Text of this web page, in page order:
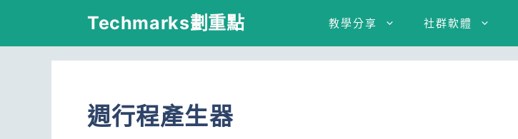
Techmarks劃重點 教學分享 社群軟體
週行程產生器